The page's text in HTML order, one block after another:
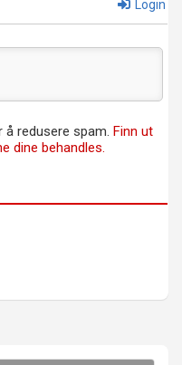
Login
redusere spam. Finn ut
dine behandles.